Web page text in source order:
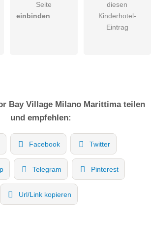
Seite
einbinden
diesen
Kinderhotel-
Eintrag
Bay Village Milano Marittimateilen
und empfehlen:
Facebook Twitter
Telegram Pinterest
Url/Link kopieren